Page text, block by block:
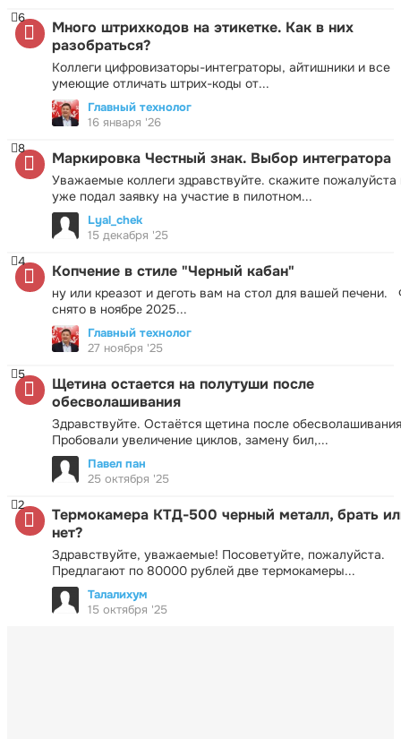
Много штрихкодов на этикетке. Как в них
разобраться?
Коллеги цифровизаторы-интеграторы, айтишники и все
умеющие отличать штрих-коды от...
6
Главный технолог
16 января '26
Маркировка Честный знак. Выбор интегратора
Уважаемые коллеги здравствуйте. скажите пожалуйста
уже подал заявку на участие в пилотном...
8
Lyal_chek
15 декабря '25
Копчение в стиле "Черный кабан"
ну или креазот и деготь вам на стол для вашей печени.
снято в ноябре 2025...
4
Главный технолог
27 ноября '25
Щетина остается на полутуши после
обесволашивания
Здравствуйте. Остаётся щетина после
Пробовали увеличение циклов, замену бил,...
5
Павел пан
25 октября '25
Термокамера КТД-500 черный металл, брать
нет?
Здравствуйте, уважаемые! Посоветуйте, пожалуйста.
Предлагают по 80000 рублей две термокамеры...
2
Талалихум
15 октября '25